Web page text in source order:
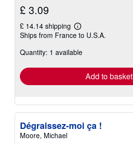
£ 3.09
£ 14.14 shipping
Learn
more
shipping
Ships from France to U.S.A.
Quantity: 1 available
Add to basket
Dégraissez-moi ça !
Moore, Michael